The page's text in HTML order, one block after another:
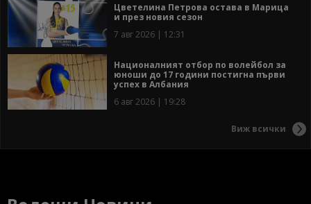
Цветелина Петрова остава в Марица
и през новия сезон
7 авг 2026 | 12:31
Националният отбор по волейбол за
юноши до 17 години постигна първи
успех в Албания
6 авг 2026 | 19:28
Виж всички